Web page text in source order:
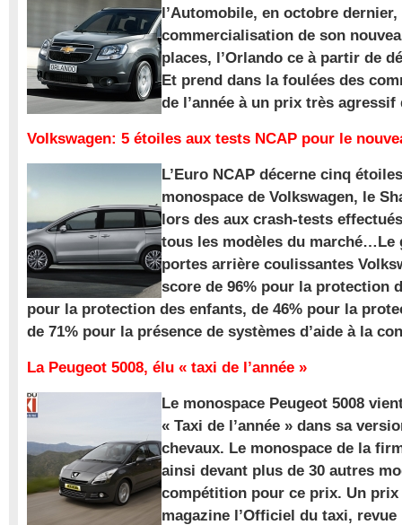
l’Automobile, en octobre
commercialisation de son
places, l’Orlando ce à partir de
Et prend dans la foulées des
de l’année à un prix très agressif
Volkswagen: 5 étoiles aux tests NCAP pour le
L’Euro NCAP décerne cinq
monospace de Volkswagen, le
lors des aux crash-tests
tous les modèles du marché…Le
portes arrière coulissantes
score de 96% pour la protection
pour la protection des enfants, de 46% pour la
de 71% pour la présence de systèmes d’aide à la
La Peugeot 5008, élu « taxi de l’année »
Le monospace Peugeot 5008
« Taxi de l’année » dans sa
chevaux. Le monospace de la
ainsi devant plus de 30 autres
compétition pour ce prix. Un
magazine l’Officiel du taxi,